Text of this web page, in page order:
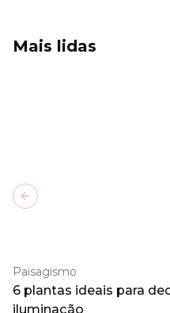
Mais lidas
Paisagismo
6 plantas ideais para
iluminação
Previous slide